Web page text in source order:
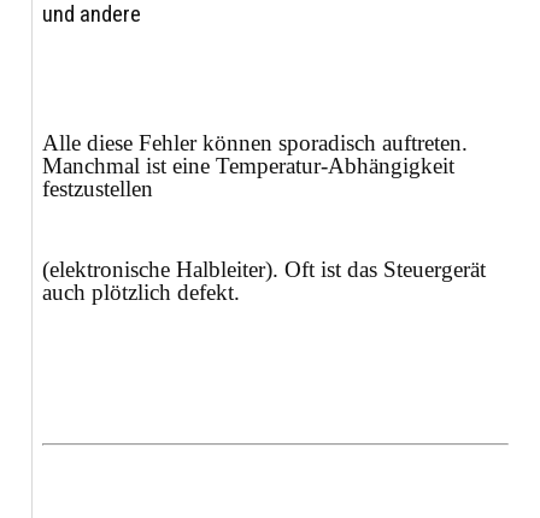
und andere
Alle diese Fehler können sporadisch auftreten.
Manchmal ist eine Temperatur-Abhängigkeit
festzustellen
(elektronische Halbleiter). Oft ist das Steuergerät
auch plötzlich defekt.